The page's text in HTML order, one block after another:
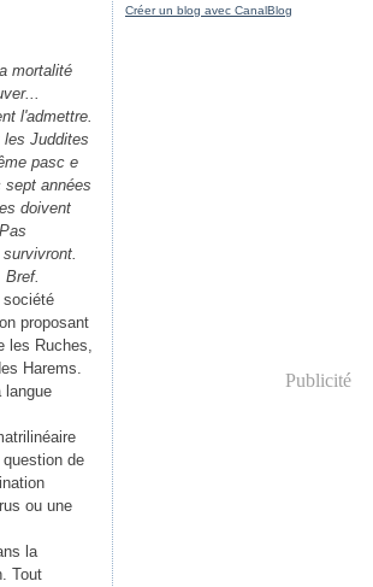
mortalité
l'admettre.
les Juddites
pasc e
sept années
doivent
Bref.
société
proposant
les Ruches,
Harems.
langue
de
ou une
la
Tout
Créer un blog avec CanalBlog
Publicité